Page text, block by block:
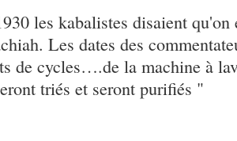
les kabalistes disaient qu'on
Les dates des
de cycles….de la machine à
triés et seront purifiés "